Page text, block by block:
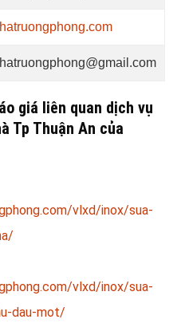
giá liên quan dịch vụ
Tp Thuận An của
vlxd/inox/sua-
vlxd/inox/sua-
dau-mot/